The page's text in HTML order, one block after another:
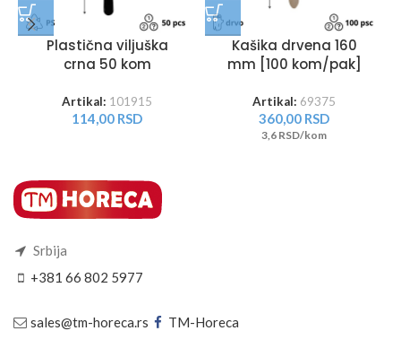
Plastična viljuška
crna 50 kom
Artikal: 101915
114,00 RSD
Kašika drvena 160
mm [100 kom/pak]
Artikal: 69375
360,00 RSD
3,6 RSD/kom
Srbija
+381 66 802 5977
sales@tm-horeca.rs TM-Horeca